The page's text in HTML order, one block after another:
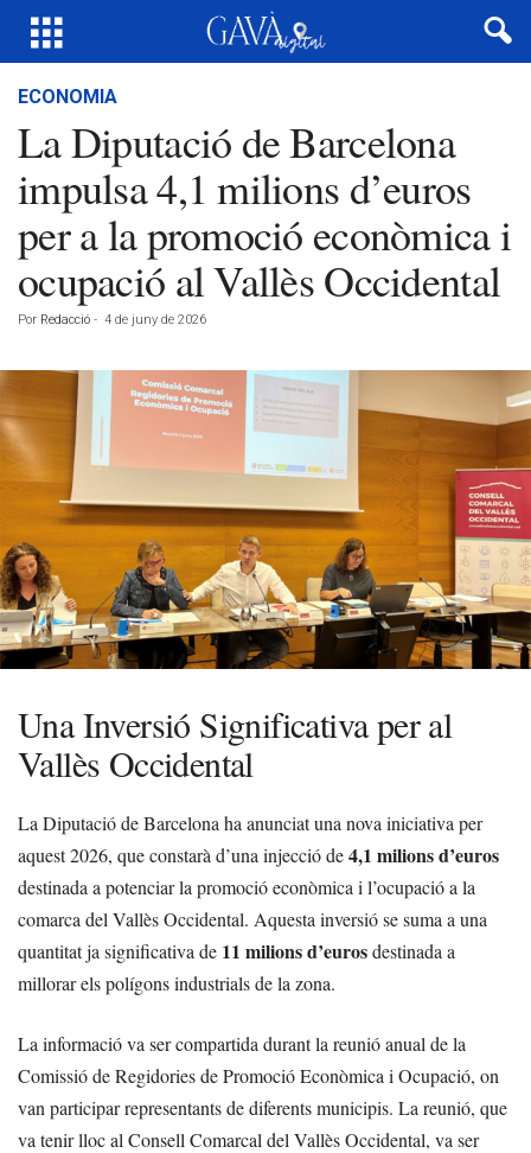
ECONOMIA
La Diputació de Barcelona
impulsa 4,1 milions d’euros
per a la promoció econòmica i
ocupació al Vallès Occidental
Por Redacció - 4 de juny de 2026
Una Inversió Significativa per al
Vallès Occidental
La Diputació de Barcelona ha anunciat una nova iniciativa per
aquest 2026, que constarà d’una injecció de4,1 milions d’euros
destinada a potenciar la promoció econòmica i l’ocupació a la
comarca del Vallès Occidental. Aquesta inversió se suma a una
quantitat ja significativa de 11 milions d’eurosdestinada a
millorar els polígons industrials de la zona.
La informació va ser compartida durant la reunió anual de la
Comissió de Regidories de Promoció Econòmica i Ocupació, on
van participar representants de diferents municipis. La reunió, que
va tenir lloc al Consell Comarcal del Vallès Occidental, va ser